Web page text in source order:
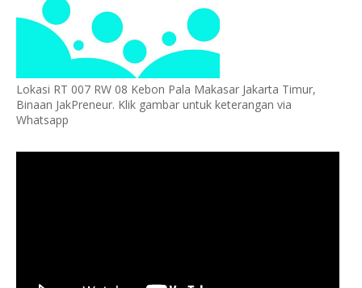
Lokasi RT 007 RW 08 Kebon Pala Makasar Jakarta Timur,
Binaan JakPreneur. Klik gambar untuk keterangan via
Whatsapp